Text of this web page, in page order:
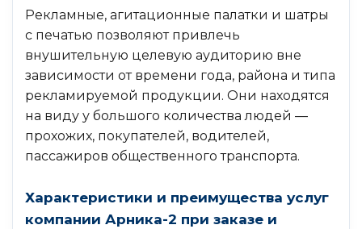
Рекламные, агитационные палатки и шатры
с печатью позволяют привлечь
внушительную целевую аудиторию вне
зависимости от времени года, района и типа
рекламируемой продукции. Они находятся
на виду у большого количества людей —
прохожих, покупателей, водителей,
пассажиров общественного транспорта.
Характеристики и преимущества услуг
компании Арника-2 при заказе и